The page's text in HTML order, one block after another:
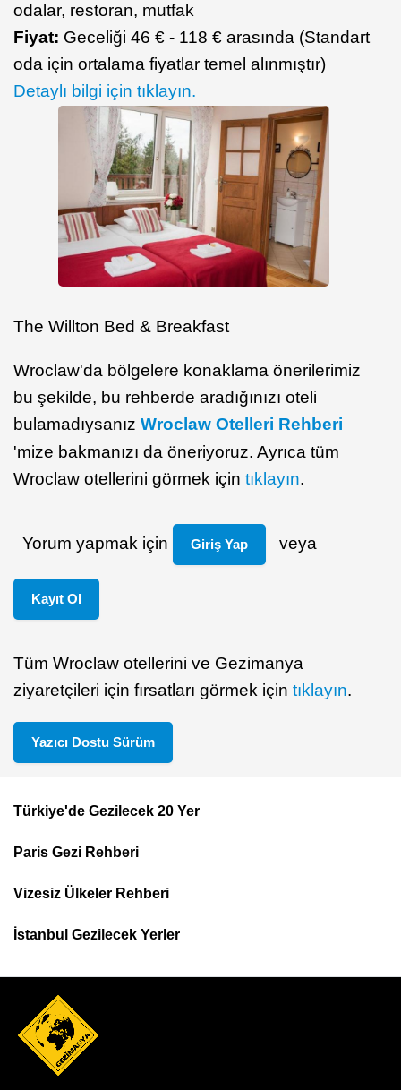
odalar, restoran, mutfak
Fiyat: Geceliği 46 € - 118 € arasında (Standart
oda için ortalama fiyatlar temel alınmıştır)
Detaylı bilgi için tıklayın.
The Willton Bed & Breakfast
Wroclaw'da bölgelere konaklama önerilerimiz
bu şekilde, bu rehberde aradığınızı oteli
bulamadıysanız Wroclaw Otelleri Rehberi
'mize bakmanızı da öneriyoruz. Ayrıca tüm
Wroclaw otellerini görmek için tıklayın.
Yorum yapmak için Giriş Yap veya
Kayıt Ol
Tüm Wroclaw otellerini ve Gezimanya
ziyaretçileri için fırsatları görmek için tıklayın.
Yazıcı Dostu Sürüm
Top
Menu
Türkiye'de Gezilecek 20 Yer
Paris Gezi Rehberi
Vizesiz Ülkeler Rehberi
İstanbul Gezilecek Yerler